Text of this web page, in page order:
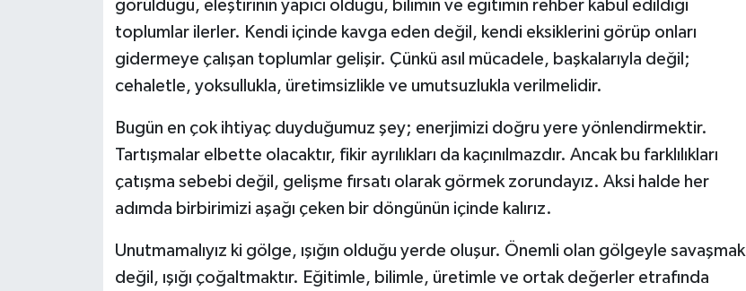
görüldüğü, eleştirinin yapıcı olduğu, bilimin ve eğitimin rehber kabul edildiği
toplumlar ilerler. Kendi içinde kavga eden değil, kendi eksiklerini görüp onları
gidermeye çalışan toplumlar gelişir. Çünkü asıl mücadele, başkalarıyla değil;
cehaletle, yoksullukla, üretimsizlikle ve umutsuzlukla verilmelidir.
Bugün en çok ihtiyaç duyduğumuz şey; enerjimizi doğru yere yönlendirmektir.
Tartışmalar elbette olacaktır, fikir ayrılıkları da kaçınılmazdır. Ancak bu farklılıkları
çatışma sebebi değil, gelişme fırsatı olarak görmek zorundayız. Aksi halde her
adımda birbirimizi aşağı çeken bir döngünün içinde kalırız.
Unutmamalıyız ki gölge, ışığın olduğu yerde oluşur. Önemli olan gölgeyle savaşmak
değil, ışığı çoğaltmaktır. Eğitimle, bilimle, üretimle ve ortak değerler etrafında